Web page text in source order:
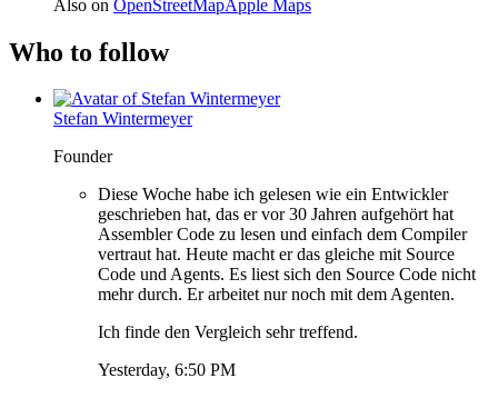
Also on OpenStreetMapApple Maps
Who to follow
Stefan Wintermeyer
Founder
Diese Woche habe ich gelesen wie ein Entwickler
geschrieben hat, das er vor 30 Jahren aufgehört hat
Assembler Code zu lesen und einfach dem Compiler
vertraut hat. Heute macht er das gleiche mit Source
Code und Agents. Es liest sich den Source Code nicht
mehr durch. Er arbeitet nur noch mit dem Agenten.
Ich finde den Vergleich sehr treffend.
Yesterday, 6:50 PM